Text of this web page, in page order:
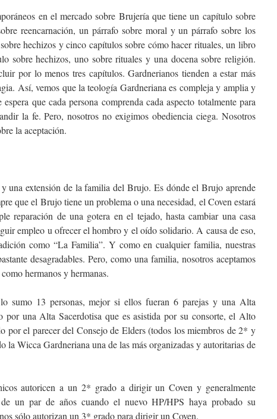
en el mercado sobre Brujería que tiene un capítulo sobre
reencarnación, un párrafo sobre moral y un párrafo sobre los
hechizos y cinco capítulos sobre cómo hacer rituales, un libro
sobre hechizos, uno sobre rituales y una docena sobre religión.
por lo menos tres capítulos. Gardnerianos tienden a estar más
Así, vemos que la teología Gardneriana es compleja y amplia y
que cada persona comprenda cada aspecto totalmente para
la fe. Pero, nosotros no exigimos obediencia ciega. Nosotros
la aceptación.
una extensión de la familia del Brujo. Es dónde el Brujo aprende
que el Brujo tiene un problema o una necesidad, el Coven estará
reparación de una gotera en el tejado, hasta cambiar una casa
empleo u ofrecer el hombro y el oído solidario. A causa de eso,
como “La Familia”. Y como en cualquier familia, nuestras
desagradables. Pero, como una familia, nosotros aceptamos
hermanos y hermanas.
sumo 13 personas, mejor si ellos fueran 6 parejas y una Alta
por una Alta Sacerdotisa que es asistida por su consorte, el Alto
por el parecer del Consejo de Elders (todos los miembros de 2* y
la Wicca Gardneriana una de las más organizadas y autoritarias de
autoricen a un 2* grado a dirigir un Coven y generalmente
un par de años cuando el nuevo HP/HPS haya probado su
sólo autorizan un 3* grado para dirigir un Coven.